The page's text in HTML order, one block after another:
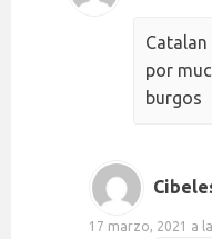
por
burgos
17 marzo, 2021 a